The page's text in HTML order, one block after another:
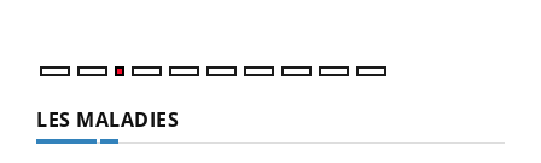
LES MALADIES